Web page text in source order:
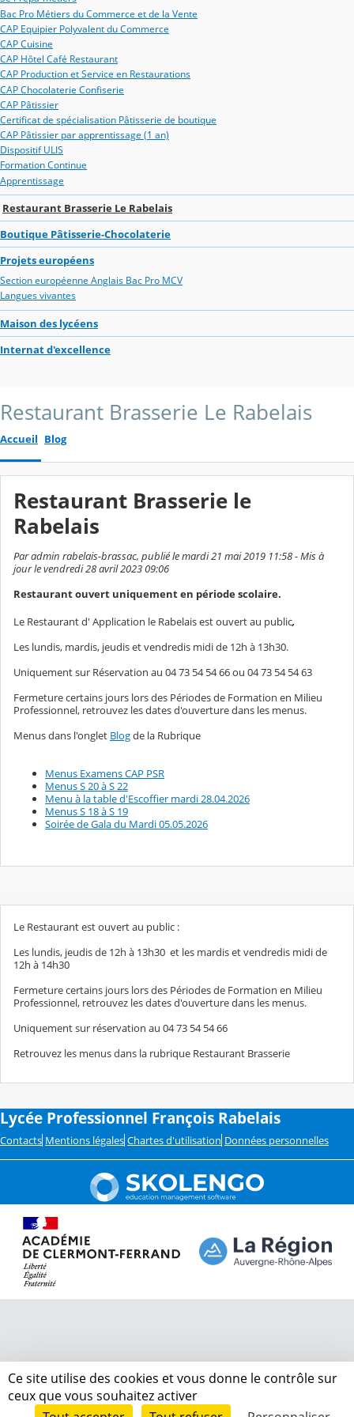
Bac Pro Métiers du Commerce et de la Vente
CAP Equipier Polyvalent du Commerce
CAP Cuisine
CAP Hôtel Café Restaurant
CAP Production et Service en Restaurations
CAP Chocolaterie Confiserie
CAP Pâtissier
Certificat de spécialisation Pâtisserie de boutique
CAP Pâtissier par apprentissage (1 an)
Dispositif ULIS
Formation Continue
Apprentissage
Restaurant Brasserie Le Rabelais
Boutique Pâtisserie-Chocolaterie
Projets européens
Section européenne Anglais Bac Pro MCV
Langues vivantes
Maison des lycéens
Internat d'excellence
Restaurant Brasserie Le Rabelais
Accueil Blog
Restaurant Brasserie le
Rabelais
Par admin rabelais-brassac, publié le mardi 21 mai 2019 11:58 - Mis à
jour le vendredi 28 avril 2023 09:06
Restaurant ouvert uniquement en période scolaire.
Le Restaurant d' Application le Rabelais est ouvert au public,
Les lundis, mardis, jeudis et vendredis midi de 12h à 13h30.
Uniquement sur Réservation au 04 73 54 54 66 ou 04 73 54 54 63
Fermeture certains jours lors des Périodes de Formation en Milieu
Professionnel, retrouvez les dates d'ouverture dans les menus.
Menus dans l'onglet Blogde la Rubrique
Menus Examens CAP PSR
Menus S 20 à S 22
Menu à la table d'Escoffier mardi 28.04.2026
Menus S 18 à S 19
Soirée de Gala du Mardi 05.05.2026
Le Restaurant est ouvert au public :
Les lundis, jeudis de 12h à 13h30 et les mardis et vendredis midi de
12h à 14h30
Fermeture certains jours lors des Périodes de Formation en Milieu
Professionnel, retrouvez les dates d'ouverture dans les menus.
Uniquement sur réservation au 04 73 54 54 66
Retrouvez les menus dans la rubrique Restaurant Brasserie
Lycée Professionnel François Rabelais
Contacts Mentions légales Chartes d'utilisation Données personnelles
Ce site utilise des cookies et vous donne le contrôle sur
ceux que vous souhaitez activer